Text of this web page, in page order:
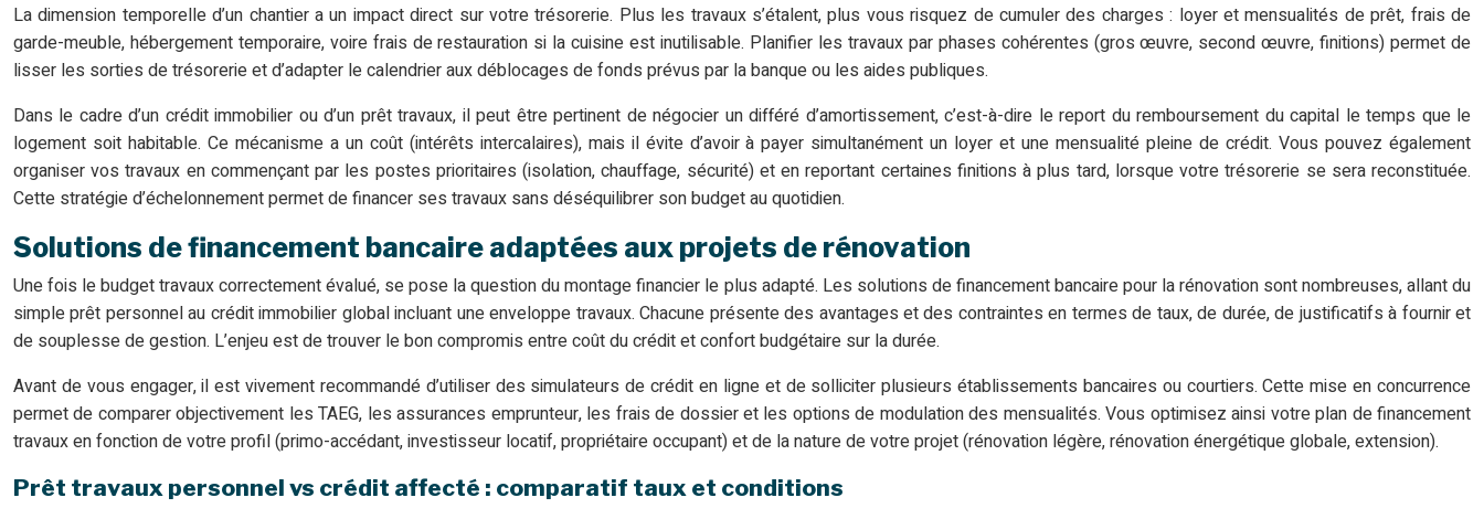
La dimension temporelle d’un chantier a un impact direct sur votre trésorerie. Plus les travaux s’étalent, plus vous risquez de cumuler des charges : loyer et mensualités de prêt, frais de
garde-meuble, hébergement temporaire, voire frais de restauration si la cuisine est inutilisable. Planifier les travaux par phases cohérentes (gros œuvre, second œuvre, finitions) permet de
lisser les sorties de trésorerie et d’adapter le calendrier aux déblocages de fonds prévus par la banque ou les aides publiques.
Dans le cadre d’un crédit immobilier ou d’un prêt travaux, il peut être pertinent de négocier un différé d’amortissement, c’est-à-dire le report du remboursement du capital le temps que le
logement soit habitable. Ce mécanisme a un coût (intérêts intercalaires), mais il évite d’avoir à payer simultanément un loyer et une mensualité pleine de crédit. Vous pouvez également
organiser vos travaux en commençant par les postes prioritaires (isolation, chauffage, sécurité) et en reportant certaines finitions à plus tard, lorsque votre trésorerie se sera reconstituée.
Cette stratégie d’échelonnement permet de financer ses travaux sans déséquilibrer son budget au quotidien.
Solutions de financement bancaire adaptées aux projets de rénovation
Une fois le budget travaux correctement évalué, se pose la question du montage financier le plus adapté. Les solutions de financement bancaire pour la rénovation sont nombreuses, allant du
simple prêt personnel au crédit immobilier global incluant une enveloppe travaux. Chacune présente des avantages et des contraintes en termes de taux, de durée, de justificatifs à fournir et
de souplesse de gestion. L’enjeu est de trouver le bon compromis entre coût du crédit et confort budgétaire sur la durée.
Avant de vous engager, il est vivement recommandé d’utiliser des simulateurs de crédit en ligne et de solliciter plusieurs établissements bancaires ou courtiers. Cette mise en concurrence
permet de comparer objectivement les TAEG, les assurances emprunteur, les frais de dossier et les options de modulation des mensualités. Vous optimisez ainsi votre plan de financement
travaux en fonction de votre profil (primo-accédant, investisseur locatif, propriétaire occupant) et de la nature de votre projet (rénovation légère, rénovation énergétique globale, extension).
Prêt travaux personnel vs crédit affecté : comparatif taux et conditions